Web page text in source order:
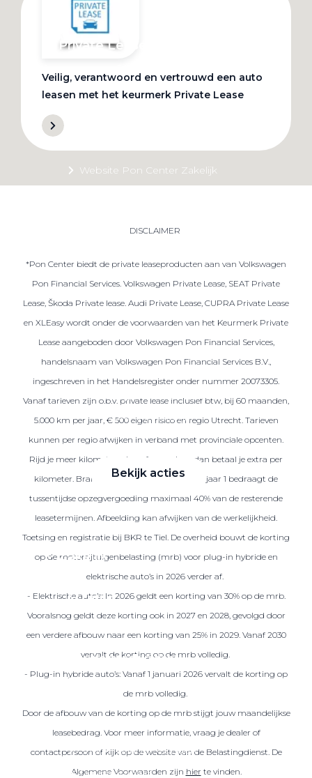
Private Lease
Website Pon Center Zakelijk
Berijdersinfo
Zakelijke Lease acties
Profiteer van zakelijk
voordeel
Bekijk acties
Zakelijk
Terug
Over elektrisch rijden
Over elektrisch rijden
Onderhoud en kosten
Shuttel laadoplossingen
Duurzaamheid
Veilig, verantwoord en vertrouwd een auto
leasen met het keurmerk Private Lease
DISCLAIMER
*Pon Center biedt de private leaseproducten aan van Volkswagen
Pon Financial Services. Volkswagen Private Lease, SEAT Private
Lease, Škoda Private lease. Audi Private Lease, CUPRA Private Lease
en XLEasy wordt onder de voorwaarden van het Keurmerk Private
Lease aangeboden door Volkswagen Pon Financial Services,
handelsnaam van Volkswagen Pon Financial Services B.V.,
ingeschreven in het Handelsregister onder nummer 20073305.
Vanaf tarieven zijn o.b.v. private lease inclusief btw, bij 60 maanden,
5.000 km per jaar, € 500 eigen risico en regio Utrecht. Tarieven
kunnen per regio afwijken in verband met provinciale opcenten.
Rijd je meer kilometers dan afgesproken, dan betaal je extra per
kilometer. Brandstof is niet inbegrepen. Na jaar 1 bedraagt de
tussentijdse opzegvergoeding maximaal 40% van de resterende
leasetermijnen. Afbeelding kan afwijken van de werkelijkheid.
Toetsing en registratie bij BKR te Tiel. De overheid bouwt de korting
op de motorrijtuigenbelasting (mrb) voor plug-in hybride en
elektrische auto’s in 2026 verder af.
- Elektrische auto’s: In 2026 geldt een korting van 30% op de mrb.
Vooralsnog geldt deze korting ook in 2027 en 2028, gevolgd door
een verdere afbouw naar een korting van 25% in 2029. Vanaf 2030
vervalt de korting op de mrb volledig.
- Plug-in hybride auto’s: Vanaf 1 januari 2026 vervalt de korting op
de mrb volledig.
Door de afbouw van de korting op de mrb stijgt jouw maandelijkse
leasebedrag. Voor meer informatie, vraag je dealer of
contactpersoon of kijk op de website van de Belastingdienst. De
Algemene Voorwaarden zijn hier te vinden.